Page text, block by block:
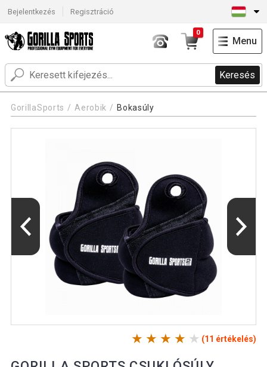
Bejelentkezés Regisztráció
Keresés
0
Menu
GorillaSports Aerobik Bokasúly
(11 értékelés)